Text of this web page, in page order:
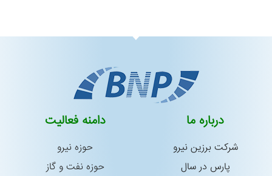
درباره ما
شركت برزین نیرو
پارس در سال
دامنه فعالیت
حوزه نیرو
حوزه نفت و گاز